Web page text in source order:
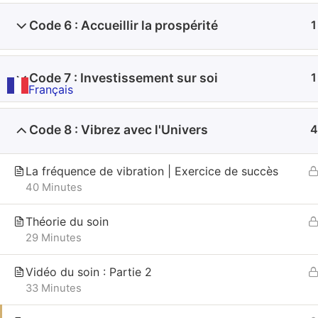
Code 6 : Accueillir la prospérité 1
Code 7 : Investissement sur soi 1
Code 8 : Vibrez avec l'Univers 4
La fréquence de vibration | Exercice de succès
40 Minutes
Théorie du soin
29 Minutes
Vidéo du soin : Partie 2
33 Minutes
Français